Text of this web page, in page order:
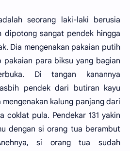
seorang laki-laki berusia
sangat pendek hingga
Dia mengenakan pakaian putih
pakaian para biksu yang bagian
Di tangan kanannya
pendek dari butiran kayu
kalung panjang dari
coklat pula. Pendekar 131 yakin
dengan si orang tua berambut
si orang tua sudah